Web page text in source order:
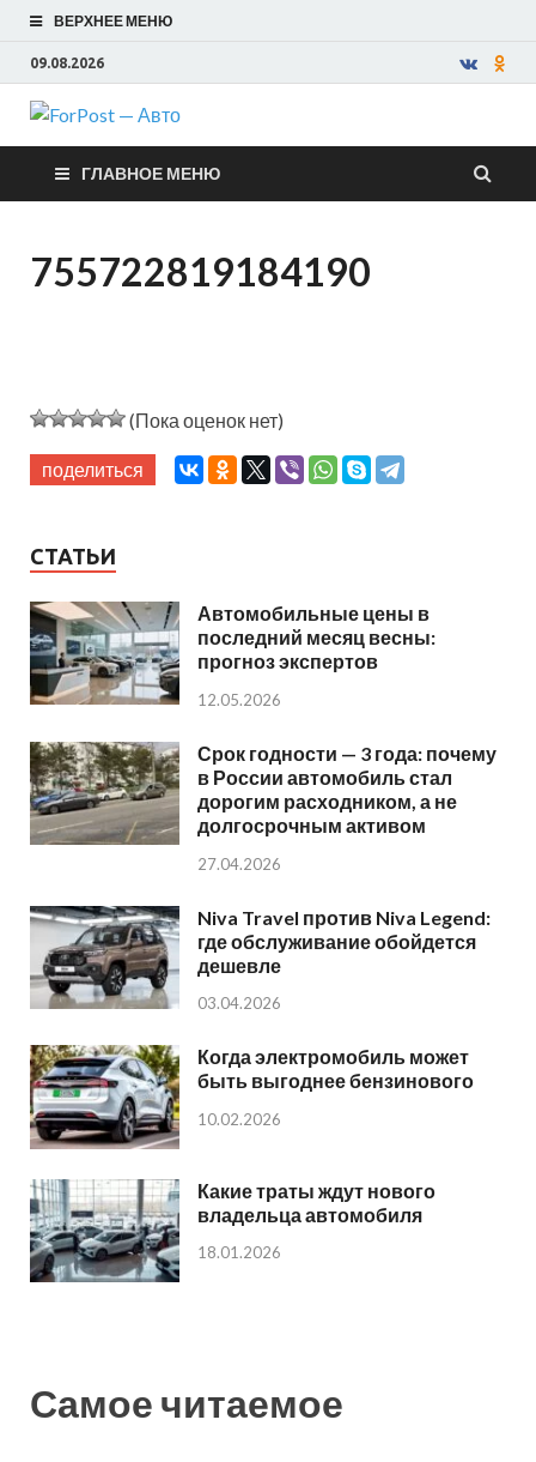
ВЕРХНЕЕ МЕНЮ
09.08.2026
ForPost —
Авто
ГЛАВНОЕ МЕНЮ
755722819184190
(Пока оценок нет)
поделиться
СТАТЬИ
Автомобильные цены в
последний месяц весны:
прогноз экспертов
12.05.2026
Срок годности — 3 года: почему
в России автомобиль стал
дорогим расходником, а не
долгосрочным активом
27.04.2026
Niva Travel против Niva Legend:
где обслуживание обойдется
дешевле
03.04.2026
Когда электромобиль может
быть выгоднее бензинового
10.02.2026
Какие траты ждут нового
владельца автомобиля
18.01.2026
Самое читаемое